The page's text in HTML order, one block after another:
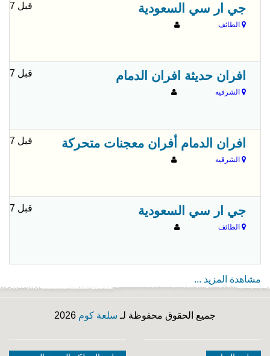
جي ار سي السعودية
الطائف
قبل 7 شهور
افران حديثة افران الدمام
الشرقيه
قبل 7 شهور
افران الدمام أفران معجنات متحركة
الشرقيه
قبل 7 شهور
جي ار سي السعودية
الطائف
قبل 7 شهور
مشاهدة المزيد ...
جميع الحقوق محفوظة لـ سلعة كوم